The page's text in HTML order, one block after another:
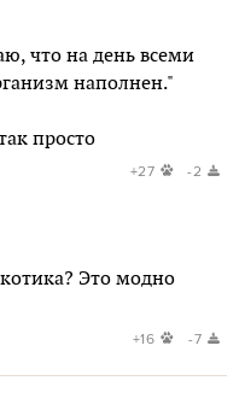
что на день всеми
наполнен."
просто
+27 -2
Это модно
+16 -7